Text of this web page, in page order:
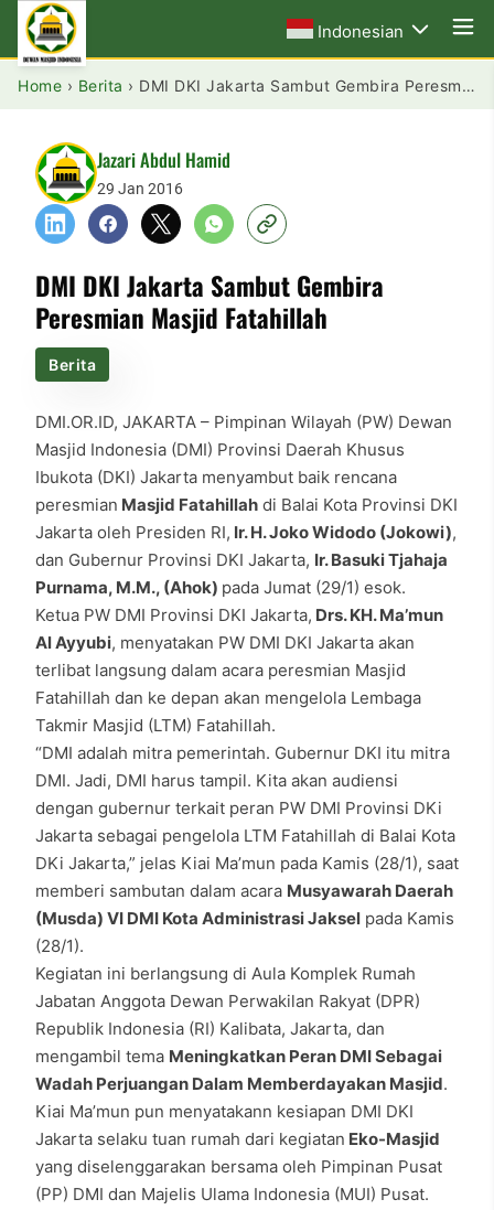
Indonesian
Home › Berita › DMI DKI Jakarta Sambut Gembira Peresmian Masjid Fatahillah
Jazari Abdul Hamid
29 Jan 2016
DMI DKI Jakarta Sambut Gembira
Peresmian Masjid Fatahillah
Berita
DMI.OR.ID, JAKARTA – Pimpinan Wilayah (PW) Dewan
Masjid Indonesia (DMI) Provinsi Daerah Khusus
Ibukota (DKI) Jakarta menyambut baik rencana
peresmian Masjid Fatahillah di Balai Kota Provinsi DKI
Jakarta oleh Presiden RI, Ir. H. Joko Widodo (Jokowi),
dan Gubernur Provinsi DKI Jakarta, Ir. Basuki Tjahaja
Purnama, M.M., (Ahok) pada Jumat (29/1) esok.
Ketua PW DMI Provinsi DKI Jakarta, Drs. KH. Ma’mun
Al Ayyubi, menyatakan PW DMI DKI Jakarta akan
terlibat langsung dalam acara peresmian Masjid
Fatahillah dan ke depan akan mengelola Lembaga
Takmir Masjid (LTM) Fatahillah.
“DMI adalah mitra pemerintah. Gubernur DKI itu mitra
DMI. Jadi, DMI harus tampil. Kita akan audiensi
dengan gubernur terkait peran PW DMI Provinsi DKi
Jakarta sebagai pengelola LTM Fatahillah di Balai Kota
DKi Jakarta,” jelas Kiai Ma’mun pada Kamis (28/1), saat
memberi sambutan dalam acara Musyawarah Daerah
(Musda) VI DMI Kota Administrasi Jaksel pada Kamis
(28/1).
Kegiatan ini berlangsung di Aula Komplek Rumah
Jabatan Anggota Dewan Perwakilan Rakyat (DPR)
Republik Indonesia (RI) Kalibata, Jakarta, dan
mengambil tema Meningkatkan Peran DMI Sebagai
Wadah Perjuangan Dalam Memberdayakan Masjid.
Kiai Ma’mun pun menyatakann kesiapan DMI DKI
Jakarta selaku tuan rumah dari kegiatan Eko-Masjid
yang diselenggarakan bersama oleh Pimpinan Pusat
(PP) DMI dan Majelis Ulama Indonesia (MUI) Pusat.